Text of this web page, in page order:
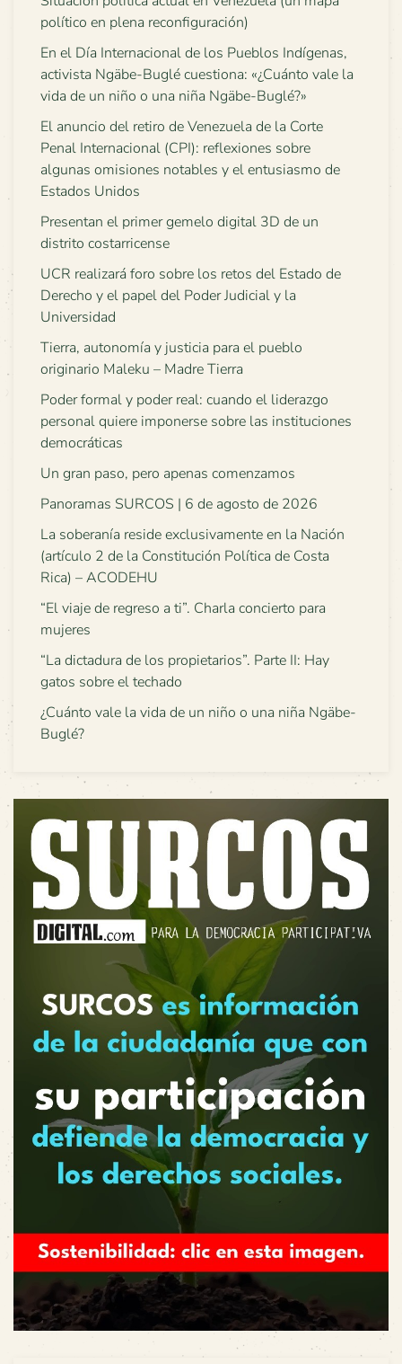
político en plena reconfiguración)
En el Día Internacional de los Pueblos Indígenas,
activista Ngäbe-Buglé cuestiona: «¿Cuánto vale la
vida de un niño o una niña Ngäbe-Buglé?»
El anuncio del retiro de Venezuela de la Corte
Penal Internacional (CPI): reflexiones sobre
algunas omisiones notables y el entusiasmo de
Estados Unidos
Presentan el primer gemelo digital 3D de un
distrito costarricense
UCR realizará foro sobre los retos del Estado de
Derecho y el papel del Poder Judicial y la
Universidad
Tierra, autonomía y justicia para el pueblo
originario Maleku – Madre Tierra
Poder formal y poder real: cuando el liderazgo
personal quiere imponerse sobre las instituciones
democráticas
Un gran paso, pero apenas comenzamos
Panoramas SURCOS | 6 de agosto de 2026
La soberanía reside exclusivamente en la Nación
(artículo 2 de la Constitución Política de Costa
Rica) – ACODEHU
“El viaje de regreso a ti”. Charla concierto para
mujeres
“La dictadura de los propietarios”. Parte II: Hay
gatos sobre el techado
¿Cuánto vale la vida de un niño o una niña Ngäbe-
Buglé?